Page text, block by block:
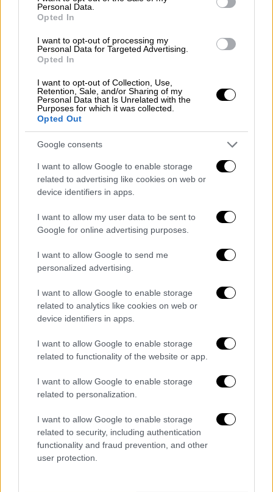
Personal Data.
Opted In
I want to opt-out of processing my
Personal Data for Targeted Advertising.
Opted In
I want to opt-out of Collection, Use,
Retention, Sale, and/or Sharing of my
Personal Data that Is Unrelated with the
Purposes for which it was collected.
Opted Out
Google consents
I want to allow Google to enable storage
related to advertising like cookies on web or
device identifiers in apps.
I want to allow my user data to be sent to
Google for online advertising purposes.
I want to allow Google to send me
personalized advertising.
I want to allow Google to enable storage
related to analytics like cookies on web or
device identifiers in apps.
I want to allow Google to enable storage
related to functionality of the website or app.
I want to allow Google to enable storage
related to personalization.
I want to allow Google to enable storage
related to security, including authentication
functionality and fraud prevention, and other
user protection.
θα αποβλέπουν στον περιορισμό της
ζήτησης. Συγκεκριμένα στην έκθεση
αναφέρεται ρητά ότι «το μέγεθος των
υπερβολικών χρεώσεων μέσω του clawback
υπογραμμίζει την ανάγκη για την εφαρμογή
διαρθρωτικών μέτρων που αποσκοπούν στη
συγκράτηση της ζήτησης και ορισμένα
πρόσφατα μέτρα ενδέχεται να επιδεινώσουν
την κατάσταση. Είναι επιτακτική η ανάγκη
για την πλήρη κι ουσιαστική εφαρμογή -και
όχι απλή νομοθέτηση- των διαρθρωτικών
αλλαγών, συμπεριλαμβανομένων των
θεραπευτικών πρωτοκόλλων, της επιτροπής
διαπραγμάτευσης, της κεντρικής
διαδικασίας προμηθειών, των μητρώων
παρακολούθησης και του ελέγχου των
χορήγησης φαρμάκων από τους
φαρμακοποιούς».
Το πιο σημαντικό σημείο της έκθεσης,
σχετικά με αυτό το θέμα ωστόσο, είναι
εκείνο που αναφέρεται στην ανάγκη να
υπάρξει συνυπευθυνότητα μεταξύ της
τονίζοντας ότι: «Εάν ο μηχανισμός clawback
δεν επανεξεταστεί για να διασφαλίσει ότι η
δομή κινήτρων του περιορίζει τον ηθικό